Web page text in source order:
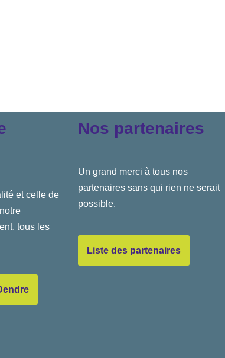
et celle de
tous les
Nos partenaires
Un grand merci à tous nos
partenaires sans qui rien ne serait
possible.
Liste des partenaires